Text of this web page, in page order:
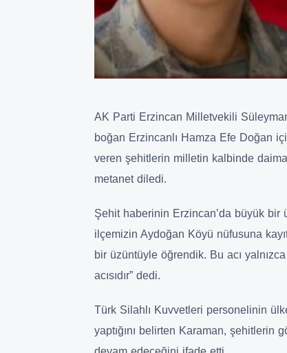
AK Parti Erzincan Milletvekili
boğan Erzincanlı Hamza Efe Doğan
veren şehitlerin milletin kalbinde daima
metanet diledi.
Şehit haberinin Erzincan’da büyük bir
ilçemizin Aydoğan Köyü nüfusuna
bir üzüntüyle öğrendik. Bu acı
acısıdır” dedi.
Türk Silahlı Kuvvetleri personelinin
yaptığını belirten Karaman, şehitlerin